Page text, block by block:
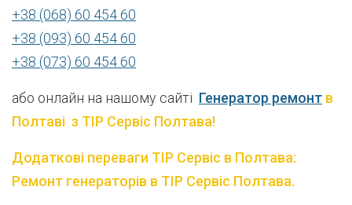
+38 (068) 60 454 60
+38 (093) 60 454 60
+38 (073) 60 454 60
або онлайн на нашому сайті Генератор ремонт в
Полтаві з ТІР Сервіс Полтава!
Додаткові переваги ТІР Сервіс в Полтава:
Ремонт генераторів в ТІР Сервіс Полтава.